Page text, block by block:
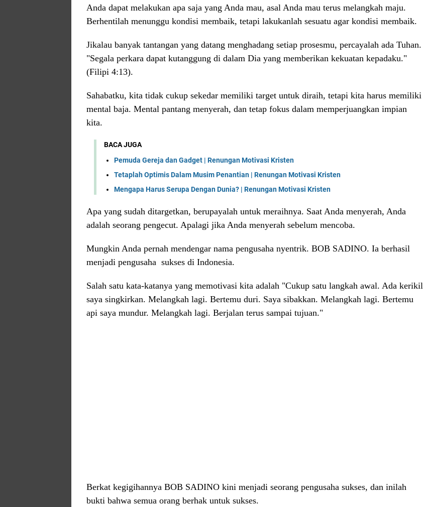
Anda dapat melakukan apa saja yang Anda mau, asal Anda mau terus melangkah maju.
Berhentilah menunggu kondisi membaik, tetapi lakukanlah sesuatu agar kondisi membaik.
Jikalau banyak tantangan yang datang menghadang setiap prosesmu, percayalah ada Tuhan.
"Segala perkara dapat kutanggung di dalam Dia yang memberikan kekuatan kepadaku."
(Filipi 4:13).
Sahabatku, kita tidak cukup sekedar memiliki target untuk diraih, tetapi kita harus memiliki
mental baja. Mental pantang menyerah, dan tetap fokus dalam memperjuangkan impian
kita.
BACA JUGA
Pemuda Gereja dan Gadget | Renungan Motivasi Kristen
Tetaplah Optimis Dalam Musim Penantian | Renungan Motivasi Kristen
Mengapa Harus Serupa Dengan Dunia? | Renungan Motivasi Kristen
Apa yang sudah ditargetkan, berupayalah untuk meraihnya. Saat Anda menyerah, Anda
adalah seorang pengecut. Apalagi jika Anda menyerah sebelum mencoba.
Mungkin Anda pernah mendengar nama pengusaha nyentrik. BOB SADINO. Ia berhasil
menjadi pengusaha sukses di Indonesia.
Salah satu kata-katanya yang memotivasi kita adalah "Cukup satu langkah awal. Ada kerikil
saya singkirkan. Melangkah lagi. Bertemu duri. Saya sibakkan. Melangkah lagi. Bertemu
api saya mundur. Melangkah lagi. Berjalan terus sampai tujuan."
Berkat kegigihannya BOB SADINO kini menjadi seorang pengusaha sukses, dan inilah
bukti bahwa semua orang berhak untuk sukses.